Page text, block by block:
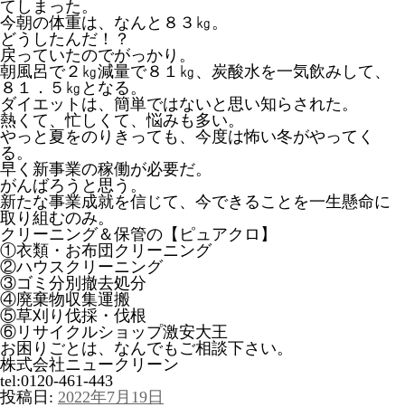
てしまった。
今朝の体重は、なんと８３㎏。
どうしたんだ！？
戻っていたのでがっかり。
朝風呂で２㎏減量で８１㎏、炭酸水を一気飲みして、
８１．５㎏となる。
ダイエットは、簡単ではないと思い知らされた。
熱くて、忙しくて、悩みも多い。
やっと夏をのりきっても、今度は怖い冬がやってく
る。
早く新事業の稼働が必要だ。
がんばろうと思う。
新たな事業成就を信じて、今できることを一生懸命に
取り組むのみ。
クリーニング＆保管の【ピュアクロ】
①衣類・お布団クリーニング
②ハウスクリーニング
③ゴミ分別撤去処分
④廃棄物収集運搬
⑤草刈り伐採・伐根
⑥リサイクルショップ激安大王
お困りごとは、なんでもご相談下さい。
株式会社ニュークリーン
tel:0120-461-443
投稿日: 2022年7月19日